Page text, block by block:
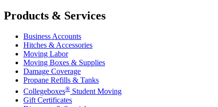
Products & Services
Business Accounts
Hitches & Accessories
Moving Labor
Moving Boxes & Supplies
Damage Coverage
Propane Refills & Tanks
Collegeboxes® Student Moving
Gift Certificates